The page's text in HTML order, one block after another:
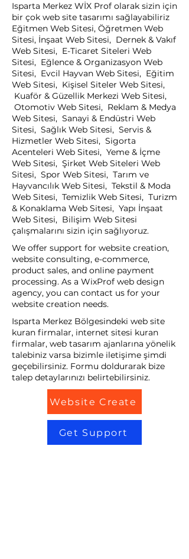
Isparta Merkez WİX Prof olarak sizin için
bir çok web site tasarımı sağlayabiliriz
Eğitmen Web Sitesi, Öğretmen Web
Sitesi, İnşaat Web Sitesi, Dernek & Vakıf
Web Sitesi, E-Ticaret Siteleri Web
Sitesi, Eğlence & Organizasyon Web
Sitesi, Evcil Hayvan Web Sitesi, Eğitim
Web Sitesi, Kişisel Siteler Web Sitesi,
Kuaför & Güzellik Merkezi Web Sitesi,
Otomotiv Web Sitesi, Reklam & Medya
Web Sitesi, Sanayi & Endüstri Web
Sitesi, Sağlık Web Sitesi, Servis &
Hizmetler Web Sitesi, Sigorta
Acenteleri Web Sitesi, Yeme & İçme
Web Sitesi, Şirket Web Siteleri Web
Sitesi, Spor Web Sitesi, Tarım ve
Hayvancılık Web Sitesi, Tekstil & Moda
Web Sitesi, Temizlik Web Sitesi, Turizm
& Konaklama Web Sitesi, Yapı İnşaat
Web Sitesi, Bilişim Web Sitesi
çalışmalarını sizin için sağlıyoruz.
We offer support for website creation,
website consulting, e-commerce,
product sales, and online payment
processing. As a WixProf web design
agency, you can contact us for your
website creation needs.
Isparta Merkez Bölgesindeki web site
kuran firmalar, internet sitesi kuran
firmalar, web tasarım ajanlarına yönelik
talebiniz varsa bizimle iletişime şimdi
geçebilirsiniz. Formu doldurarak bize
talep detaylarınızı belirtebilirsiniz.
Website Create
Get Support